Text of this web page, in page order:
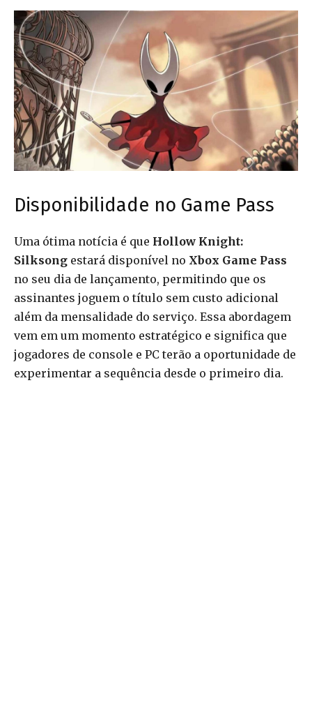
Disponibilidade no Game Pass
Uma ótima notícia é que Hollow Knight:
Silksong estará disponível no Xbox Game Pass
no seu dia de lançamento, permitindo que os
assinantes joguem o título sem custo adicional
além da mensalidade do serviço. Essa abordagem
vem em um momento estratégico e significa que
jogadores de console e PC terão a oportunidade de
experimentar a sequência desde o primeiro dia.